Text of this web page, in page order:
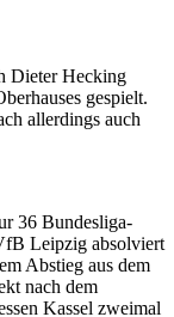
Dieter Hecking
gespielt.
allerdings auch
36 Bundesliga-
Leipzig absolviert
Abstieg aus dem
nach dem
Kassel zweimal